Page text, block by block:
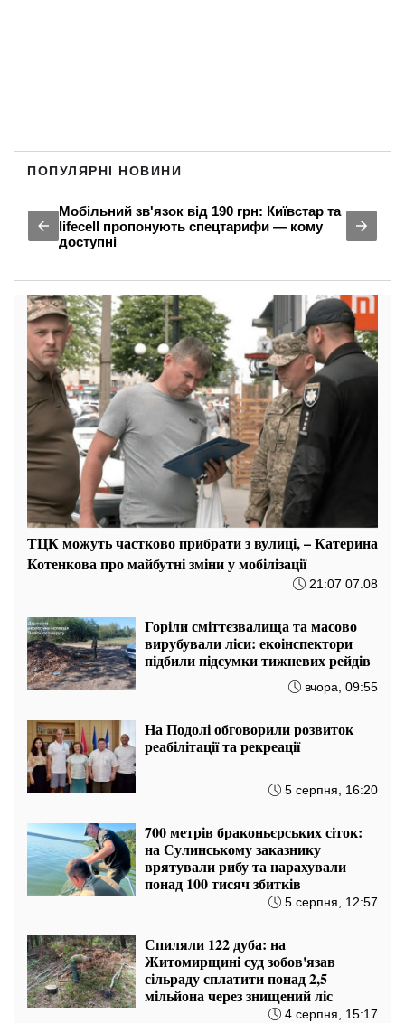
ПОПУЛЯРНІ НОВИНИ
Мобільний зв'язок від 190 грн: Київстар та
lifecell пропонують спецтарифи — кому
доступні
ТЦК можуть частково прибрати з вулиці, – Катерина
Котенкова про майбутні зміни у мобілізації
21:07 07.08
Горіли сміттєзвалища та масово
вирубували ліси: екоінспектори
підбили підсумки тижневих рейдів
вчора, 09:55
На Подолі обговорили розвиток
реабілітації та рекреації
5 серпня, 16:20
700 метрів браконьєрських сіток:
на Сулинському заказнику
врятували рибу та нарахували
понад 100 тисяч збитків
5 серпня, 12:57
Спиляли 122 дуба: на
Житомирщині суд зобов'язав
сільраду сплатити понад 2,5
мільйона через знищений ліс
4 серпня, 15:17